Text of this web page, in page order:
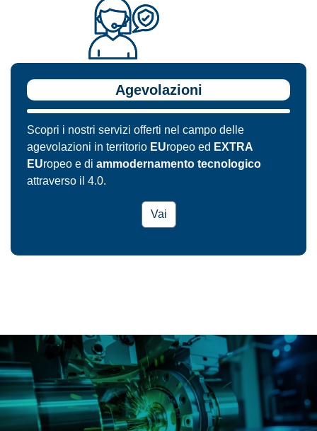
Agevolazioni
Scopri i nostri servizi offerti nel campo delle
agevolazioni in territorio EUropeo ed EXTRA
EUropeo e di ammodernamento tecnologico
attraverso il 4.0.
Vai